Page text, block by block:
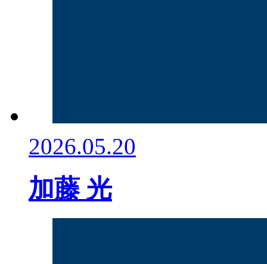
2026.05.20
加藤 光